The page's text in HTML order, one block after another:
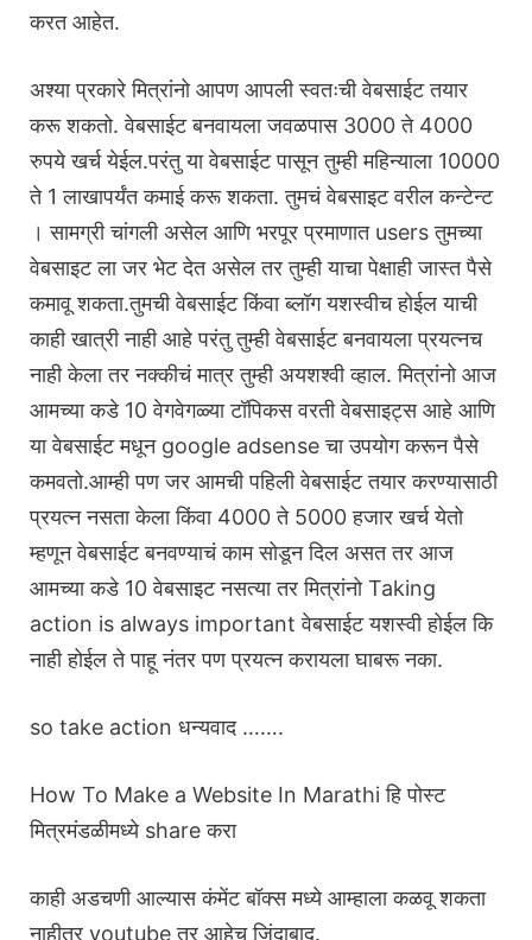
करत आहेत.
अश्या प्रकारे मित्रांनो आपण आपली स्वतःची वेबसाईट तयार
करू शकतो. वेबसाईट बनवायला जवळपास 3000 ते 4000
रुपये खर्च येईल.परंतु या वेबसाईट पासून तुम्ही महिन्याला 10000
ते 1 लाखापर्यंत कमाई करू शकता. तुमचं वेबसाइट वरील कन्टेन्ट
। सामग्री चांगली असेल आणि भरपूर प्रमाणात users तुमच्या
वेबसाइट ला जर भेट देत असेल तर तुम्ही याचा पेक्षाही जास्त पैसे
कमावू शकता.तुमची वेबसाईट किंवा ब्लॉग यशस्वीच होईल याची
काही खात्री नाही आहे परंतु तुम्ही वेबसाईट बनवायला प्रयत्नच
नाही केला तर नक्कीचं मात्र तुम्ही अयशश्वी व्हाल. मित्रांनो आज
आमच्या कडे 10 वेगवेगळ्या टॉपिकस वरती वेबसाइट्स आहे आणि
या वेबसाईट मधून google adsense चा उपयोग करून पैसे
कमवतो.आम्ही पण जर आमची पहिली वेबसाईट तयार करण्यासाठी
प्रयत्न नसता केला किंवा 4000 ते 5000 हजार खर्च येतो
म्हणून वेबसाईट बनवण्याचं काम सोडून दिल असत तर आज
आमच्या कडे 10 वेबसाइट नसत्या तर मित्रांनो Taking
action is always important वेबसाईट यशस्वी होईल कि
नाही होईल ते पाहू नंतर पण प्रयत्न करायला घाबरू नका.
so take action धन्यवाद …….
How To Make a Website In Marathi हि पोस्ट
मित्रमंडळीमध्ये share करा
काही अडचणी आल्यास कंमेंट बॉक्स मध्ये आम्हाला कळवू शकता
नाहीतर youtube तर आहेच जिंदाबाद.